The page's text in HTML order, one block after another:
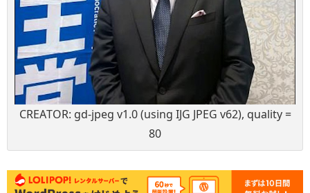
CREATOR: gd-jpeg v1.0 (using IJG JPEG v62), quality =
80